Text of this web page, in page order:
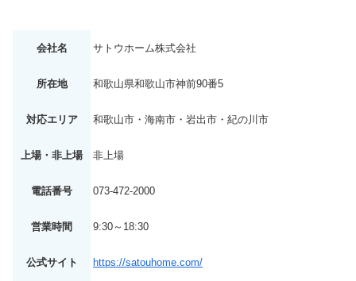
会社名 サトウホーム株式会社
所在地 和歌山県和歌山市神前90番5
対応エリア 和歌山市・海南市・岩出市・紀の川市
上場・非上場 非上場
電話番号 073-472-2000
営業時間 9:30～18:30
公式サイト https://satouhome.com/